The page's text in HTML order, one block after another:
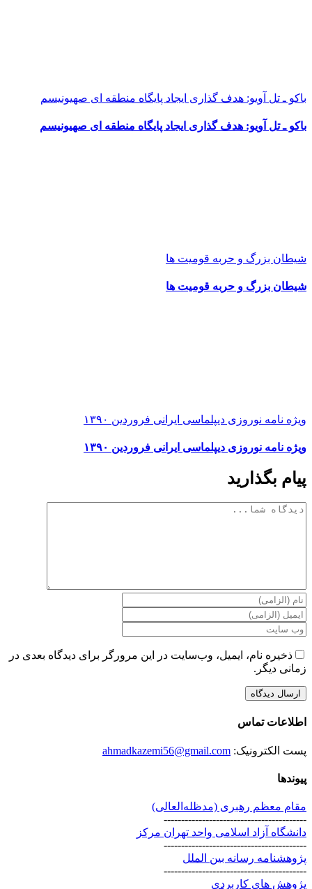
باکو ـ تل آویو: هدف گذاری ایجاد پایگاه منطقه ای صهیونیسم
باکو ـ تل آویو: هدف گذاری ایجاد پایگاه منطقه ای صهیونیسم
شیطان بزرگ و حربه قومیت ها
شیطان بزرگ و حربه قومیت ها
ویژه نامه نوروزی دیپلماسی ایرانی فروردین ۱۳۹۰
ویژه نامه نوروزی دیپلماسی ایرانی فروردین ۱۳۹۰
پیام بگذارید
دیدگاه
ذخیره نام، ایمیل، وب‌سایت در این مرورگر برای دیدگاه بعدی در
زمانی دیگر.
اطلاعات تماس
پست الکترونیک: ahmadkazemi56@gmail.com
پیوندها
مقام معظم رهبری (مد‌ظله‌العالی)
-----------------------------------------
دانشگاه آزاد اسلامی واحد تهران مرکز
-----------------------------------------
پژوهشنامه رسانه بین الملل
-----------------------------------------
پژوهش های کاربردی